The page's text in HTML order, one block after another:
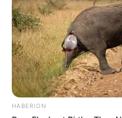
HABERION